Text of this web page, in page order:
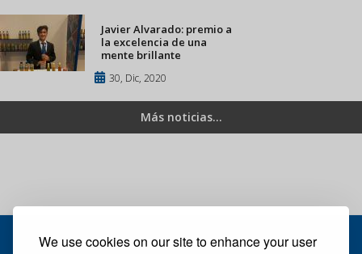
We use cookies on our site to enhance your user
Javier Alvarado: premio a
la excelencia de una
mente brillante
30, Dic, 2020
Más noticias...